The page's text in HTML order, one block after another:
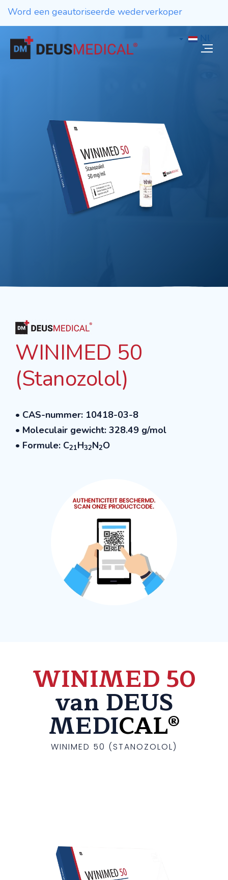
Word een geautoriseerde wederverkoper
Nl
WINIMED 50
(Stanozolol)
• CAS-nummer: 10418-03-8
• Moleculair gewicht: 328.49 g/mol
• Formule: C21H32N2O
WINIMED 50
van DEUS
MEDICAL®
WINIMED 50 (STANOZOLOL)